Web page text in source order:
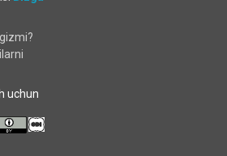
uchun